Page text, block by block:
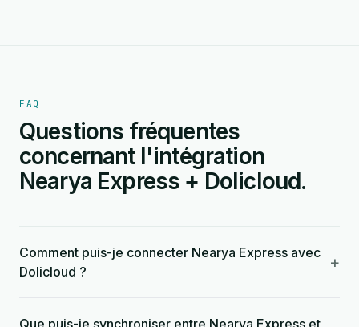
FAQ
Questions fréquentes
concernant l'intégration
Nearya Express + Dolicloud.
Comment puis-je connecter Nearya Express avec
Dolicloud ?
+
Que puis-je synchroniser entre Nearya Express et